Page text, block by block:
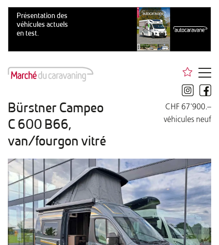
Bürstner Campeo
C 600 B66,
van/fourgon vitré
CHF 67'900.–
véhicules neuf